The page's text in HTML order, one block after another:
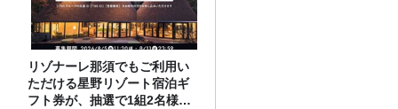
リゾナーレ那須でもご利用い
ただける星野リゾート宿泊ギ
フト券が、抽選で1組2名様に